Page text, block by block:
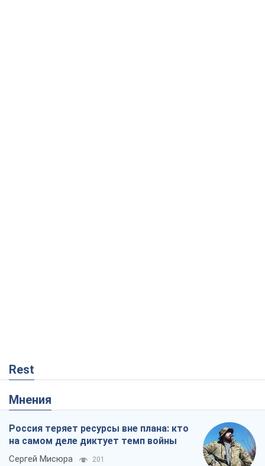
Rest
Мнения
Россия теряет ресурсы вне плана: кто
на самом деле диктует темп войны
Сергей Мисюра 201